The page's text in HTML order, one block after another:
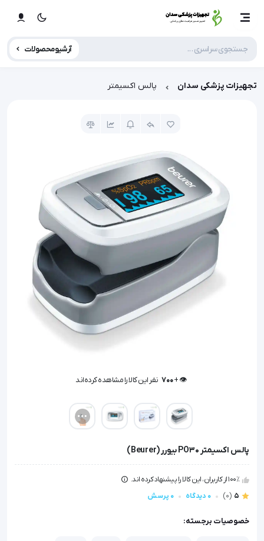
آرشیو محصولات
تجهیزات پزشکی سدان پالس اکسیمتر
👁️ +
700 نفر این کالا را مشاهده کرده‌اند
پالس اکسیمتر PO30 بیورر (Beurer)
100٪ از کاربران، این کالا را پیشنهاد کرده اند.
5
(0) 0 دیدگاه 0 پرسش
خصوصیات برجسته: